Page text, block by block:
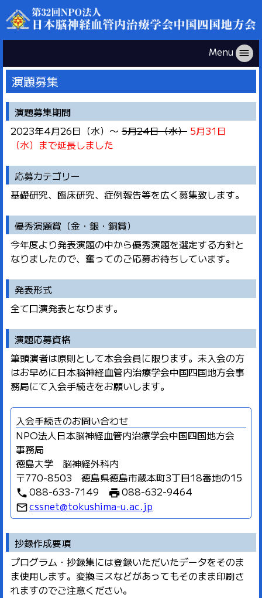
Menu menu
演題募集
演題募集期間
2023年4月26日（水）～ 5月24日（水） 5月31日
（水）まで延長しました
応募カテゴリー
基礎研究、臨床研究、症例報告等を広く募集致します。
優秀演題賞（金・銀・銅賞）
今年度より発表演題の中から優秀演題を選定する方針と
なりましたので、奮ってのご応募お待ちしています。
発表形式
全て口演発表となります。
演題応募資格
筆頭演者は原則として本会会員に限ります。未入会の方
はお早めに日本脳神経血管内治療学会中国四国地方会事
務局にて入会手続きをお願いします。
入会手続きのお問い合わせ
NPO法人日本脳神経血管内治療学会中国四国地方会
事務局
徳島大学 脳神経外科内
〒770-8503 徳島県徳島市蔵本町3丁目18番地の15
phone088-633-7149 print088-632-9464
mail_outlinecssnet@tokushima-u.ac.jp
抄録作成要項
プログラム・抄録集には登録いただいたデータをそのま
ま使用します。変換ミスなどがあってもそのまま印刷さ
れますのでご注意ください。